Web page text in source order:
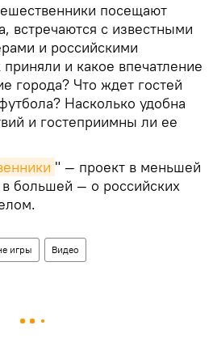
посещают
встречаются с известными
и российскими
и какое впечатление
города? Что ждет гостей
Насколько удобна
и гостеприимны ли ее
" — проект в меньшей
большей — о российских
игры Видео